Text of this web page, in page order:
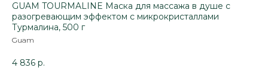
GUAM TOURMALINE Маска для массажа в душе с
разогревающим эффектом с микрокристаллами
Турмалина, 500 г
Guam
4 836 р.